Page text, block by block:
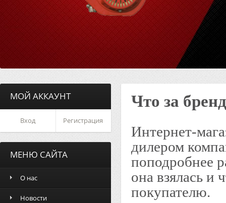
МОЙ АККАУНТ
Вход Регистрация
МЕНЮ САЙТА
О нас
Новости
Что за
Интернет-
дилером
поподробнее
она взялась и
покупателю.